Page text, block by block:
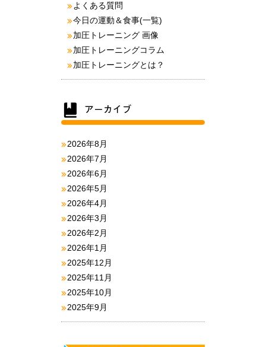
よくある質問
今日の運動＆食事(一覧)
加圧トレーニング 画像
加圧トレーニングコラム
加圧トレーニングとは？
2026年8月
2026年7月
2026年6月
2026年5月
2026年4月
2026年3月
2026年2月
2026年1月
2025年12月
2025年11月
2025年10月
2025年9月